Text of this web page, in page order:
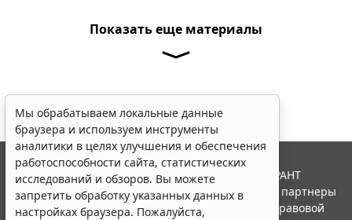
Показать еще материалы
Мы обрабатываем локальные данные
браузера и используем инструменты
аналитики в целях улучшения и обеспечения
работоспособности сайта, статистических
исследований и обзоров. Вы можете
запретить обработку указанных данных в
настройках браузера. Пожалуйста,
© ООО "НПП "ГАРАНТ-СЕРВИС", 2026. Система ГАРАНТ
выпускается с 1990 года. Компания "Гарант" и ее партнеры
являются участниками Российской ассоциации правовой